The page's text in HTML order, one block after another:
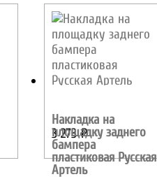
Накладка на
площадку заднего
бампера
пластиковая Русская
Артель
3 273₽